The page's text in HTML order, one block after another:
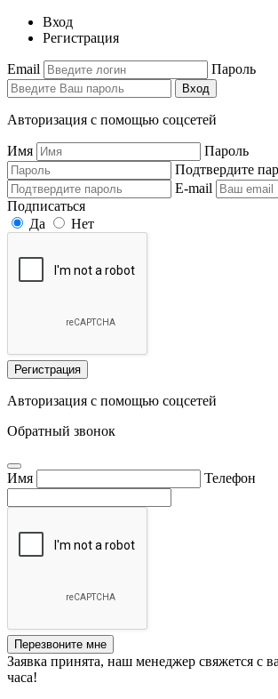
Вход
Регистрация
Email Пароль
Вход
Авторизация с помощью соцсетей
Имя
Пароль
Подтвердите
E-mail
Подписаться
Да
Нет
Регистрация
Авторизация с помощью соцсетей
Обратный звонок
Имя Телефон
Перезвоните мне
Заявка принята, наш менеджер свяжется с
часа!